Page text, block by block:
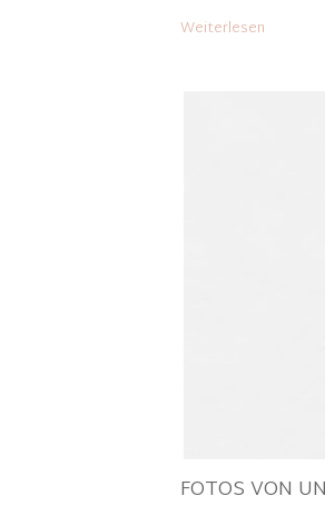
Weiterlesen
FOTOS VON